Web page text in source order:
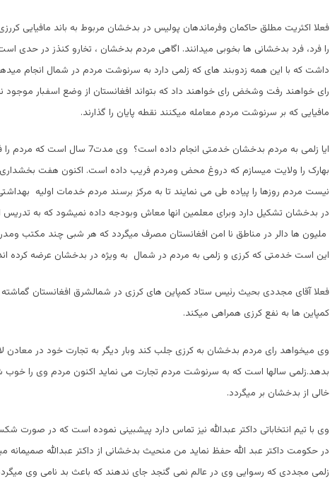
فعلا اکثریت مطلق حاکمان وفرماندهان پولیس در بدخشان مربوط به باند مافیایی
را فرد، فرد بدخشانی ها بخوبی میدانند. اگاهی مردم بدخشان ، تخارو کنذز در حدی است
داشت که با این همه زدوبند های که زلمی دارد به سرنوشت مردم در شمال انجام
رای خواهند رفت وشخض رای خواهند داد که بتواند افغانستان از وضع اسفبار موجود
مافیایی که بر سرنوشت مردم معامله میکنند نقطه پایان را گذارند.
ایا زلمی به مردم بدخشان خدمتی انجام داده
بهارک را ولایت میسازم که دروغ محض ومردم فریب داده است. اکنون هفت
در بدخشان تشکیل دارد وبرای معلمین انها معاش وبودجه داده نمیشود که به تدریس
ملیون ها دالر در مناطق نا امن افغانستان مصرف میگردد که هر شبی چند مکتب
این است خدمتی که کرزی و زلمی به مردم در شمال به ویژه در بدخشان عرضه کرده
فعلا آقای مجددی بحیث رئیس ستاد کمپاین های کرزی در شمالشرق افغانستان
کمپاین ها به نفع کرزی همراهی میکند.
وی میخواهد رای مردم بدخشان به کرزی جلب کند وبار دیگر به تجارت خود در معادن
بدهد.زلمی سالها است که به سرنوشت مردم تجارت می نماید اکنون مردم وی را خوب
خالی از بدخشان بر میگردد.
وی با تیم انتخاباتی داکتر عبدالله نیز تماس دارد پیشبینی نموده است که در صورت
در حکومت داکتر عبد الله حفظ نماید من منحیث بدخشانی از داکتر عبدالله صمیمانه
زلمی مجددی که رسوایی وی در عالم نمی گنجد جای ندهند که باعث بد نامی وی